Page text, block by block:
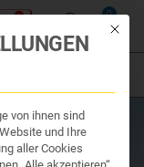
0
/
Anti-
Mit
von ihnen sind
und Ihre
aller Cookies